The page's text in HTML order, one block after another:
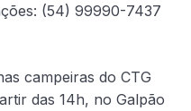
(54) 99990-7437
campeiras do CTG
das 14h, no Galpão